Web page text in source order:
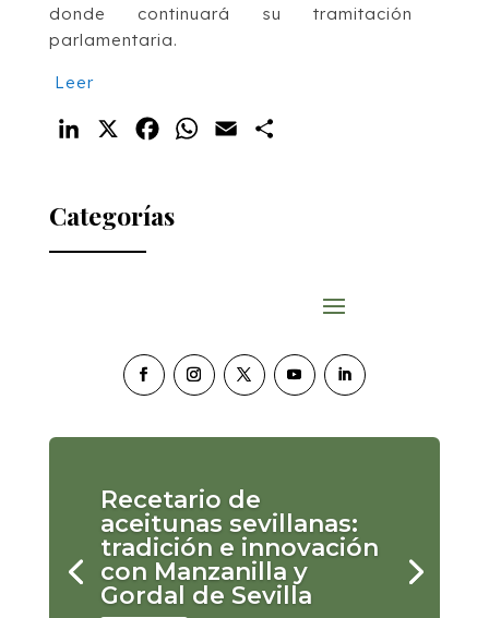
donde continuará su tramitación
parlamentaria.
Leer
LinkedIn FacebookWhatsApp
Email
Categorías
Recetario de
aceitunas sevillanas:
tradición e innovación
con Manzanilla y
Gordal de Sevilla